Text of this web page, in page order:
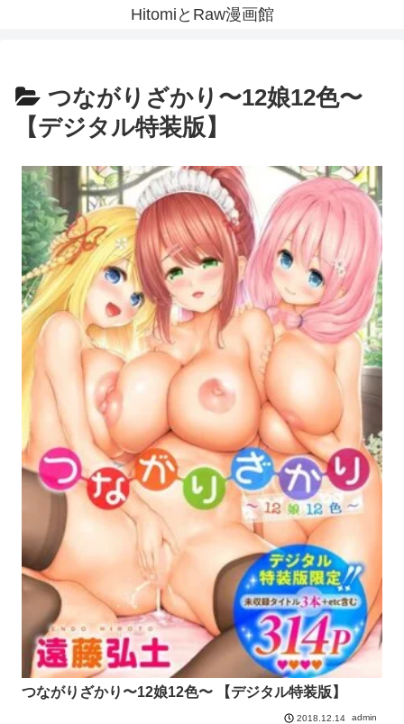
HitomiとRaw漫画館
つながりざかり〜12娘12色〜
【デジタル特装版】
つながりざかり〜12娘12色〜 【デジタル特装版】
2018.12.14 admin